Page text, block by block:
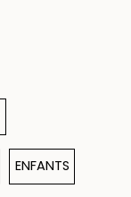
ENFANTS